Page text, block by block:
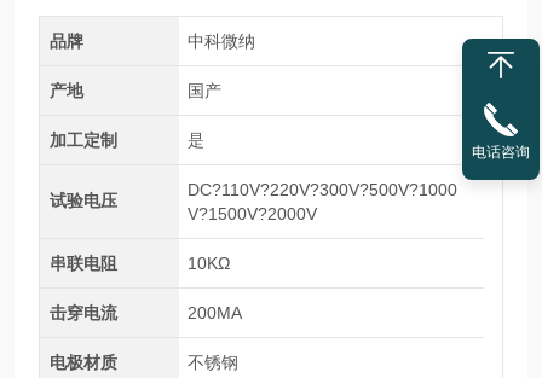
品牌 中科微纳
产地 国产
加工定制 是
试验电压
DC?110V?220V?300V?500V?1000
V?1500V?2000V
串联电阻 10KΩ
击穿电流 200MA
电极材质 不锈钢
电话咨询